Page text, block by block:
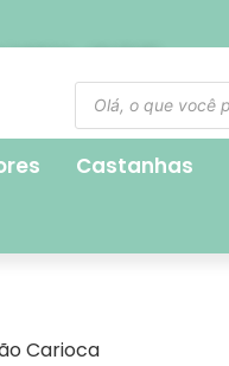
Castanhas
Carioca